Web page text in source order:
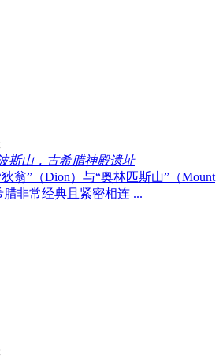
斯山，古希腊神殿遗址
翁”（Dion）与“奥林匹斯山”（Mount
腊非常经典且紧密相连 ...